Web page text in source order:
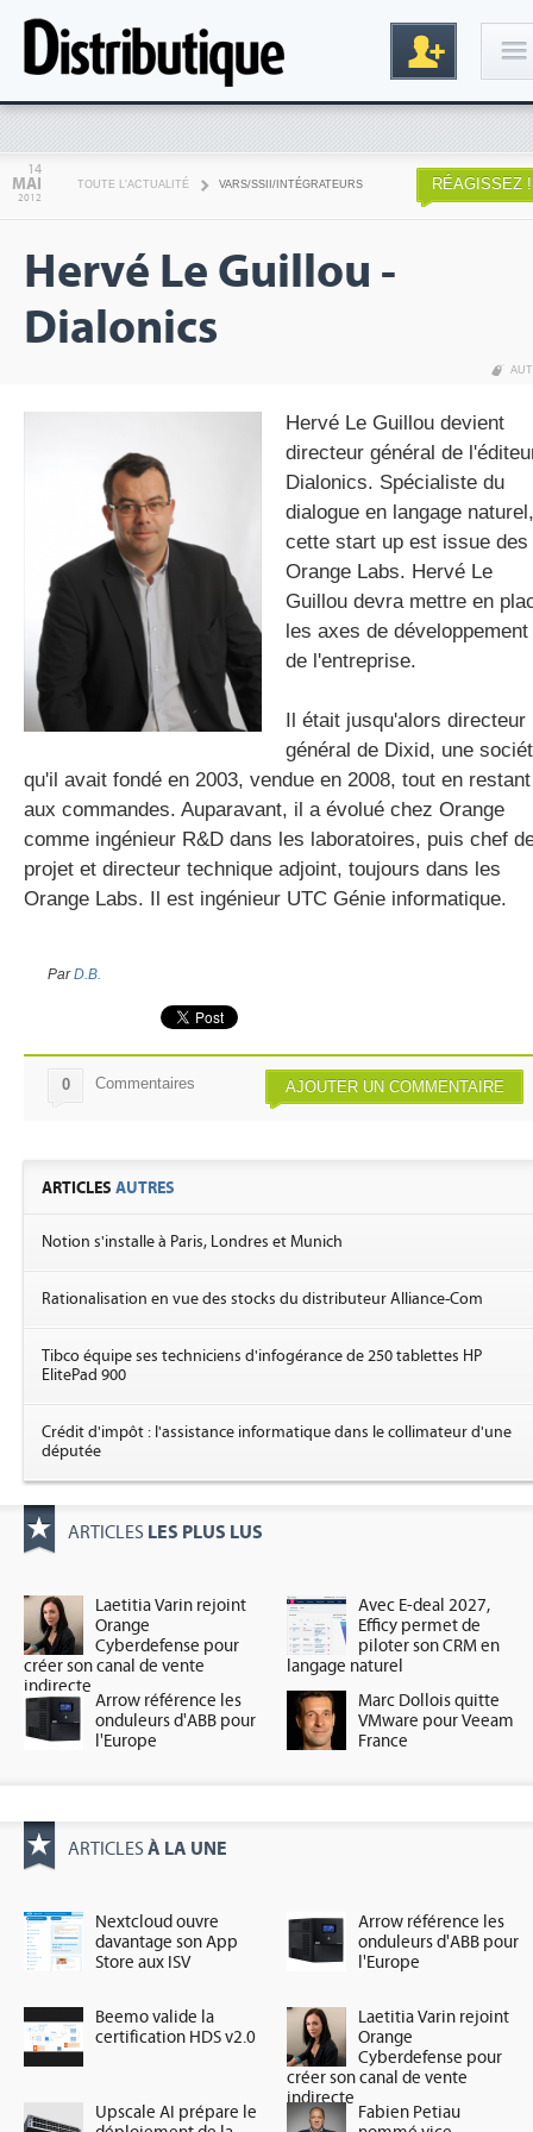
gratuite
14
MAI
2012
TOUTE L'ACTUALITÉ VARS/SSII/INTÉGRATEURS RÉAGISSEZ !
Hervé Le Guillou -
Dialonics
Hervé Le Guillou devient
directeur général de
Dialonics. Spécialiste du
dialogue en langage naturel,
cette start up est issue des
Orange Labs. Hervé Le
Guillou devra mettre en
les axes de développement
de l'entreprise.
Il était jusqu'alors directeur
général de Dixid, une
qu'il avait fondé en 2003, vendue en 2008, tout en restant
aux commandes. Auparavant, il a évolué chez Orange
comme ingénieur R&D dans les laboratoires, puis chef
projet et directeur technique adjoint, toujours dans les
Orange Labs. Il est ingénieur UTC Génie informatique.
ParD.B.
AJOUTER UN COMMENTAIRE
0 Commentaires
ARTICLES AUTRES
Notion s'installe à Paris, Londres et Munich
Rationalisation en vue des stocks du distributeur Alliance-Com
Tibco équipe ses techniciens d'infogérance de 250 tablettes HP
ElitePad 900
Crédit d'impôt : l'assistance informatique dans le collimateur d'une
députée
ARTICLES LES PLUS LUS
Laetitia Varin rejoint
Orange
Cyberdefense pour
créer son canal de vente
indirecte
Avec E-deal 2027,
Efficy permet de
piloter son CRM en
langage naturel
Arrow référence les
onduleurs d'ABB pour
l'Europe
Marc Dollois quitte
VMware pour Veeam
France
ARTICLES À LA UNE
Nextcloud ouvre
davantage son App
Store aux ISV
Arrow référence les
onduleurs d'ABB pour
l'Europe
Beemo valide la
certification HDS v2.0
Laetitia Varin rejoint
Orange
Cyberdefense pour
créer son canal de vente
indirecte
Upscale AI prépare le
Fabien Petiau